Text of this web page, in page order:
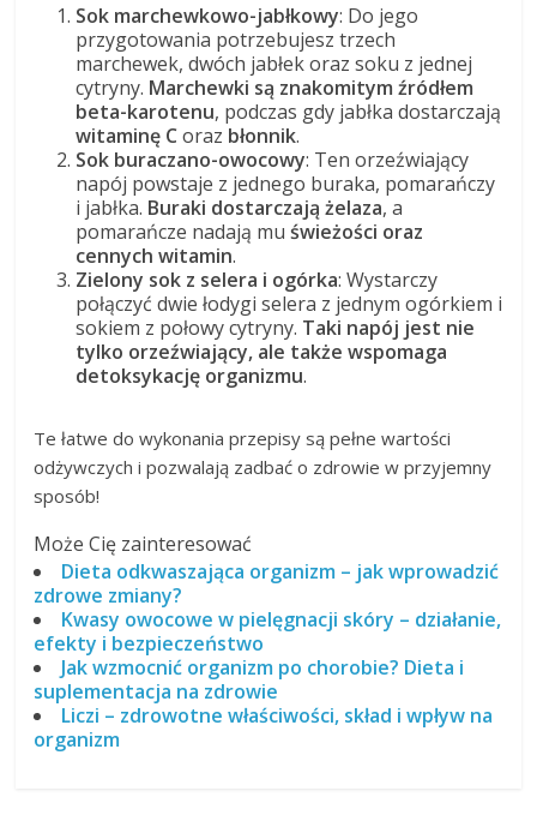
Sok marchewkowo-jabłkowy: Do jego
przygotowania potrzebujesz trzech
marchewek, dwóch jabłek oraz soku z jednej
cytryny. Marchewki są znakomitym źródłem
beta-karotenu, podczas gdy jabłka dostarczają
witaminę Coraz błonnik.
Sok buraczano-owocowy: Ten orzeźwiający
napój powstaje z jednego buraka, pomarańczy
i jabłka. Buraki dostarczają żelaza, a
pomarańcze nadają muświeżości oraz
cennych witamin.
Zielony sok z selera i ogórka: Wystarczy
połączyć dwie łodygi selera z jednym ogórkiem i
sokiem z połowy cytryny. Taki napój jest nie
tylko orzeźwiający, ale także wspomaga
detoksykację organizmu.
Te łatwe do wykonania przepisy są pełne wartości
odżywczych i pozwalają zadbać o zdrowie w przyjemny
sposób!
Może Cię zainteresować
Dieta odkwaszająca organizm – jak wprowadzić
zdrowe zmiany?
Kwasy owocowe w pielęgnacji skóry – działanie,
efekty i bezpieczeństwo
Jak wzmocnić organizm po chorobie? Dieta i
suplementacja na zdrowie
Liczi – zdrowotne właściwości, skład i wpływ na
organizm